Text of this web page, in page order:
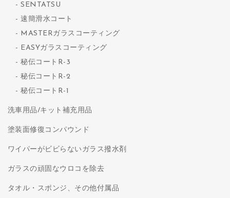
SENTATSU
速簡滑水コート
MASTERガラスコーティング
EASYガラスコーティング
秘伝コートR-3
秘伝コートR-2
秘伝コートR-1
洗車用品/キット補充用品
塗装面修復コンパウンド
ワイパーがビビらないガラス撥水剤
ガラスの頑固なウロコを除去
タオル・スポンジ、その他付属品